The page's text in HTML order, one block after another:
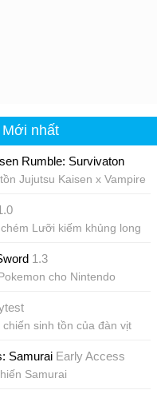
Mới nhất
Rumble: Survivaton
Jujutsu Kaisen x Vampire
Lưỡi kiếm khủng long
1.3
cho Nintendo
sinh tồn của đàn vịt
Samurai Early Access
Samurai